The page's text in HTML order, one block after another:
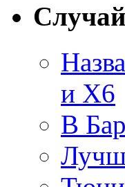
и X6
В